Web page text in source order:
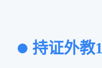
持证外教